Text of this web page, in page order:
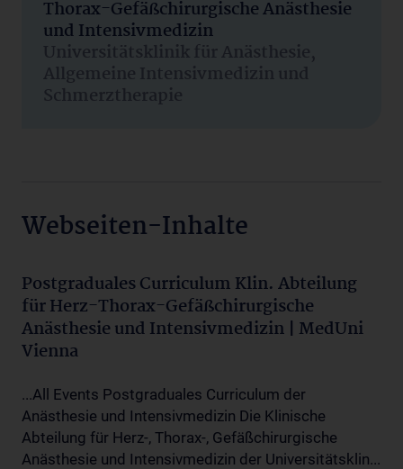
Thorax-Gefäßchirurgische Anästhesie
und Intensivmedizin
Universitätsklinik für Anästhesie,
Allgemeine Intensivmedizin und
Schmerztherapie
Webseiten-Inhalte
Postgraduales Curriculum Klin. Abteilung
für Herz-Thorax-Gefäßchirurgische
Anästhesie und Intensivmedizin | MedUni
Vienna
...All Events Postgraduales Curriculum der
Anästhesie und Intensivmedizin Die Klinische
Abteilung für Herz-, Thorax-, Gefäßchirurgische
Anästhesie und Intensivmedizin der Universitätsklin...